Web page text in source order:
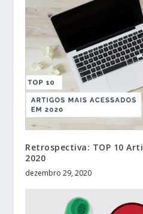
Retrospectiva: TOP 10
2020
dezembro 29, 2020